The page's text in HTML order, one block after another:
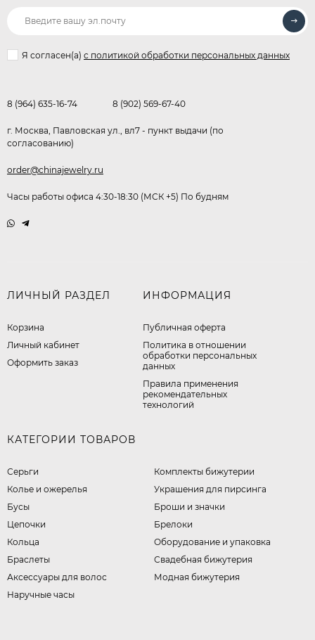
Я согласен(a) с политикой обработки персональных данных
8 (964) 635-16-74 8 (902) 569-67-40
г. Москва, Павловская ул., вл7 - пункт выдачи (по
согласованию)
order@chinajewelry.ru
Часы работы офиса 4:30-18:30 (МСК +5) По будням
ЛИЧНЫЙ РАЗДЕЛ
Корзина
Личный кабинет
Оформить заказ
ИНФОРМАЦИЯ
Публичная оферта
​Политика в отношении
обработки персональных
данных
Правила применения
рекомендательных
технологий
КАТЕГОРИИ ТОВАРОВ
Серьги
Колье и ожерелья
Бусы
Цепочки
Кольца
Браслеты
Аксессуары для волос
Наручные часы
Комплекты бижутерии
Украшения для пирсинга
Броши и значки
Брелоки
Оборудование и упаковка
Свадебная бижутерия
Модная бижутерия